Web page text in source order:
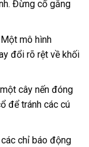
Đừng cố gắng
mô hình
đổi rõ rệt về khối
cây nến đóng
để tránh các cú
chỉ báo động